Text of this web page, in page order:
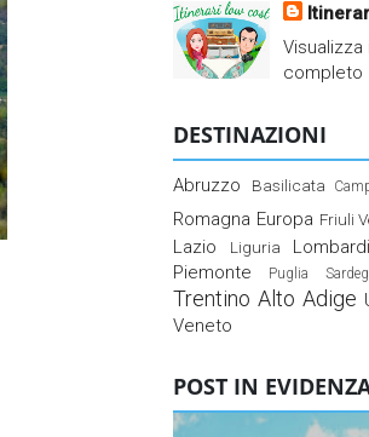
completo
DESTINAZIONI
Abruzzo Basilicata
Romagna Europa Friuli
Lazio Liguria
Piemonte Puglia
Trentino Alto Adige
Veneto
POST IN